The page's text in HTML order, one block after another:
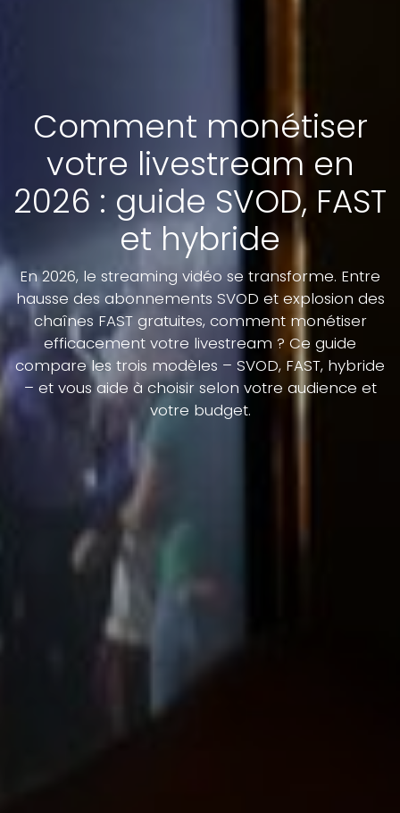
Comment monétiser
votre livestream en
2026 : guide SVOD, FAST
et hybride
En 2026, le streaming vidéo se transforme. Entre
hausse des abonnements SVOD et explosion des
chaînes FAST gratuites, comment monétiser
efficacement votre livestream ? Ce guide
compare les trois modèles – SVOD, FAST, hybride
– et vous aide à choisir selon votre audience et
votre budget.